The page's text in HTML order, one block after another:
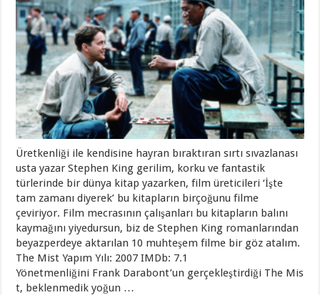
Üretkenliği ile kendisine hayran bıraktıran sırtı sıvazlanası
usta yazar Stephen King gerilim, korku ve fantastik
türlerinde bir dünya kitap yazarken, film üreticileri ‘İşte
tam zamanı diyerek’ bu kitapların birçoğunu filme
çeviriyor. Film mecrasının çalışanları bu kitapların balını
kaymağını yiyedursun, biz de Stephen King romanlarından
beyazperdeye aktarılan 10 muhteşem filme bir göz atalım.
The Mist Yapım Yılı: 2007 IMDb: 7.1
Yönetmenliğini Frank Darabont’un gerçekleştirdiği The Mis
t, beklenmedik yoğun …